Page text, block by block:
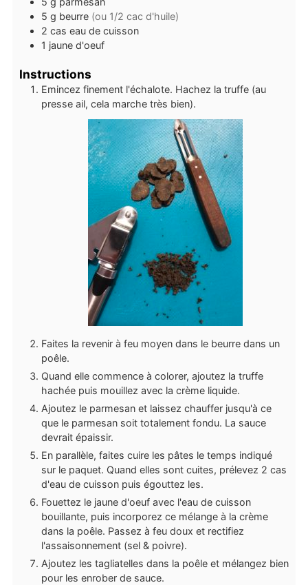
5 g beurre (ou 1/2 cac d'huile)
2 cas eau de cuisson
1 jaune d'oeuf
Instructions
Emincez finement l'échalote. Hachez la truffe (au
presse ail, cela marche très bien).
Faites la revenir à feu moyen dans le beurre dans un
poêle.
Quand elle commence à colorer, ajoutez la truffe
hachée puis mouillez avec la crème liquide.
Ajoutez le parmesan et laissez chauffer jusqu'à ce
que le parmesan soit totalement fondu. La sauce
devrait épaissir.
En parallèle, faites cuire les pâtes le temps indiqué
sur le paquet. Quand elles sont cuites, prélevez 2 cas
d'eau de cuisson puis égouttez les.
Fouettez le jaune d'oeuf avec l'eau de cuisson
bouillante, puis incorporez ce mélange à la crème
dans la poêle. Passez à feu doux et rectifiez
l'assaisonnement (sel & poivre).
Ajoutez les tagliatelles dans la poêle et mélangez bien
pour les enrober de sauce.